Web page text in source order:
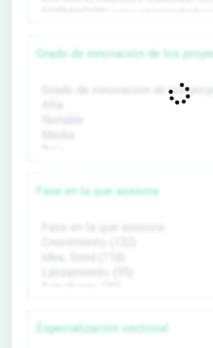
Grado de innovación de los
Fase en la que asesora
Especialización sectorial